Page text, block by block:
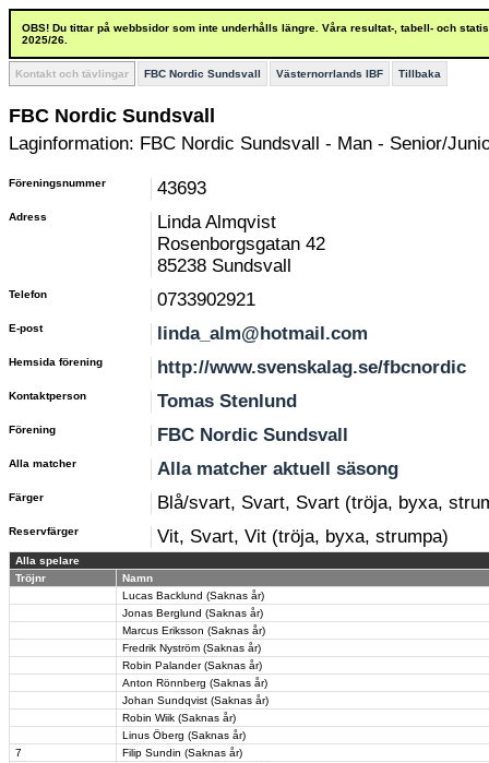
OBS! Du tittar på webbsidor som inte underhålls längre. Våra resultat-, tabell- och
2025/26.
Kontakt och tävlingar FBC Nordic Sundsvall Västernorrlands IBF Tillbaka
FBC Nordic Sundsvall
Laginformation: FBC Nordic Sundsvall - Man - Senior/
Föreningsnummer 43693
Adress
Linda Almqvist
Rosenborgsgatan 42
85238 Sundsvall
Telefon 0733902921
E-post linda_alm@hotmail.com
Hemsida förening http://www.svenskalag.se/fbcnordic
Kontaktperson Tomas Stenlund
Förening FBC Nordic Sundsvall
Alla matcher Alla matcher aktuell säsong
Färger Blå/svart, Svart, Svart (tröja, byxa,
Reservfärger Vit, Svart, Vit (tröja, byxa, strumpa)
Alla spelare
Tröjnr
Namn
Lucas Backlund (Saknas år)
Jonas Berglund (Saknas år)
Marcus Eriksson (Saknas år)
Fredrik Nyström (Saknas år)
Robin Palander (Saknas år)
Anton Rönnberg (Saknas år)
Johan Sundqvist (Saknas år)
Robin Wiik (Saknas år)
Linus Öberg (Saknas år)
7
Filip Sundin (Saknas år)